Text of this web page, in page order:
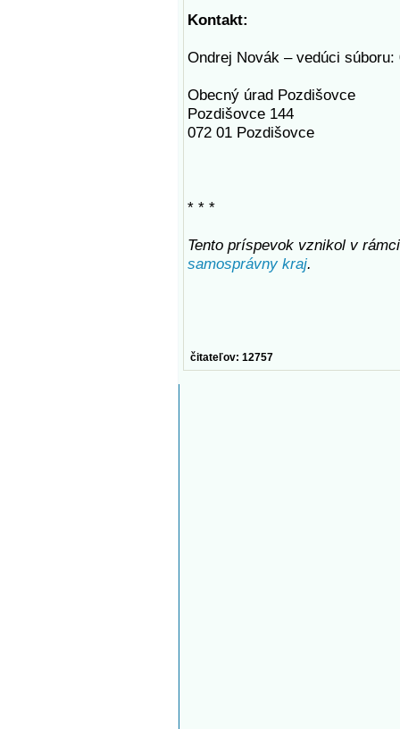
Kontakt:
Ondrej Novák – vedúci súboru:
Obecný úrad Pozdišovce
Pozdišovce 144
072 01 Pozdišovce
* * *
Tento príspevok vznikol v
samosprávny kraj.
čitateľov: 12757